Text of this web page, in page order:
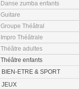
Danse zumba enfants
Guitare
Groupe Théâtral
Impro Théâtrale
Théâtre adultes
Théâtre enfants
BIEN-ETRE & SPORT
JEUX